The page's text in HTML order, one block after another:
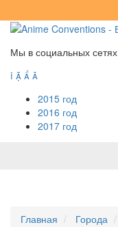
Мы в социальных сетях
   
2015 год
2016 год
2017 год
Главная Города